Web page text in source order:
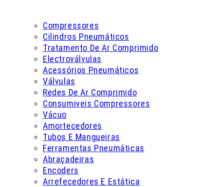
Compressores
Cilindros Pneumáticos
Tratamento De Ar Comprimido
Electroválvulas
Acessórios Pneumáticos
Válvulas
Redes De Ar Comprimido
Consumiveis Compressores
Vácuo
Amortecedores
Tubos E Mangueiras
Ferramentas Pneumáticas
Abraçadeiras
Encoders
Arrefecedores E Estática